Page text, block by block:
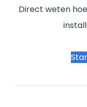
Direct weten